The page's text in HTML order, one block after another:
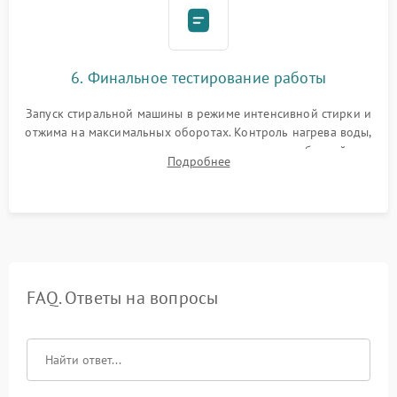
6. Финальное тестирование работы
Запуск стиральной машины в режиме интенсивной стирки и
отжима на максимальных оборотах. Контроль нагрева воды,
корректности слива, отсутствия излишних вибраций,
посторонних стуков и протечек под корпусом.
Подробнее
FAQ. Ответы на вопросы